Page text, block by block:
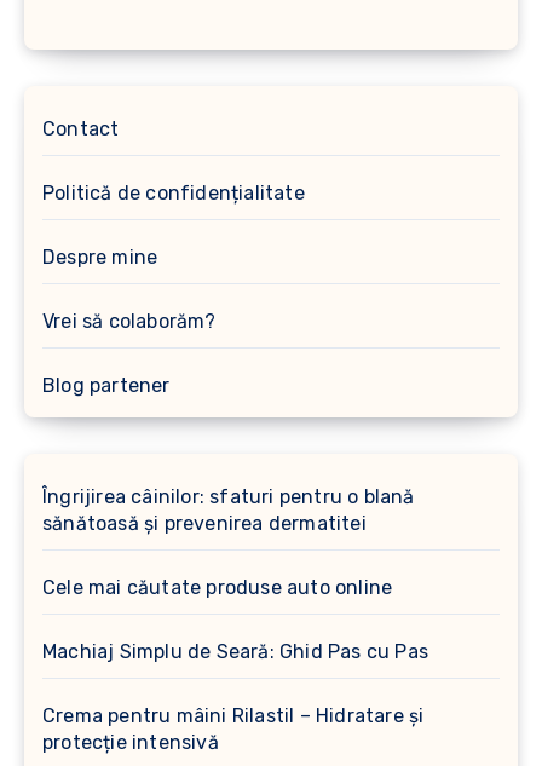
Contact
Politică de confidențialitate
Despre mine
Vrei să colaborăm?
Blog partener
Îngrijirea câinilor: sfaturi pentru o blană
sănătoasă și prevenirea dermatitei
Cele mai căutate produse auto online
Machiaj Simplu de Seară: Ghid Pas cu Pas
Crema pentru mâini Rilastil – Hidratare și
protecție intensivă